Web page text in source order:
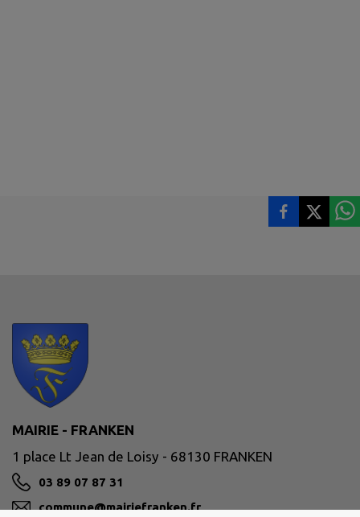
MAIRIE - FRANKEN
1 place Lt Jean de Loisy - 68130 FRANKEN
03 89 07 87 31
commune@mairiefranken.fr